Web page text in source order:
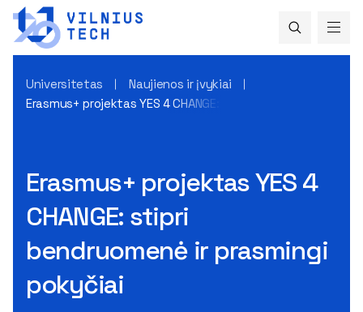
Universitetas
Naujienos ir įvykiai
Erasmus+ projektas YES 4 CHANGE: stipri bendruomenė ir
Erasmus+ projektas YES 4
CHANGE: stipri
bendruomenė ir prasmingi
pokyčiai